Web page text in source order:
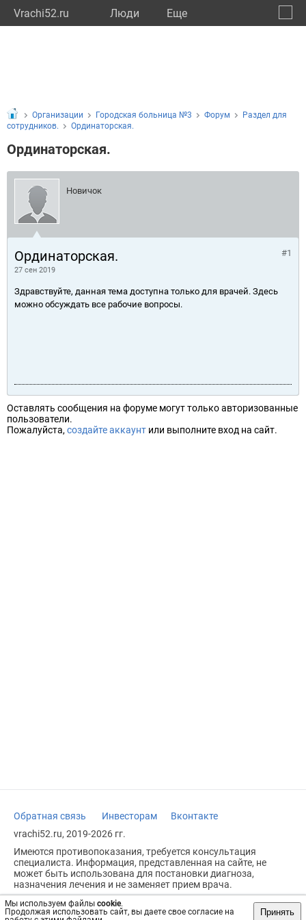
Vrachi52.ru Люди Eще
Мы используем файлы cookie.
Продолжая использовать сайт, вы даете свое согласие на
Принять
Организации Городская больница №3 Форум
Раздел для
сотрудников.
Ординаторская.
Ординаторская.
Новичок
Ординаторская.
27 сен 2019
#1
Здравствуйте, данная тема доступна только для врачей. Здесь
можно обсуждать все рабочие вопросы.
Оставлять сообщения на форуме могут только авторизованные
пользователи.
Пожалуйста, создайте аккаунт или выполните вход на сайт.
Обратная связь Инвесторам
Вконтакте
vrachi52.ru, 2019-2026 гг.
Имеются противопоказания, требуется консультация
специалиста. Информация, представленная на сайте, не
может быть использована для постановки диагноза,
назначения лечения и не заменяет прием врача.
Возрастное ограничение: 18+